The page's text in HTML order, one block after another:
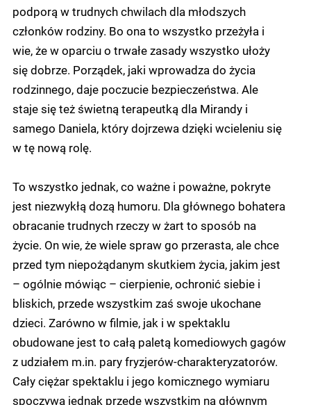
podporą w trudnych chwilach dla młodszych
członków rodziny. Bo ona to wszystko przeżyła i
wie, że w oparciu o trwałe zasady wszystko ułoży
się dobrze. Porządek, jaki wprowadza do życia
rodzinnego, daje poczucie bezpieczeństwa. Ale
staje się też świetną terapeutką dla Mirandy i
samego Daniela, który dojrzewa dzięki wcieleniu się
w tę nową rolę.
To wszystko jednak, co ważne i poważne, pokryte
jest niezwykłą dozą humoru. Dla głównego bohatera
obracanie trudnych rzeczy w żart to sposób na
życie. On wie, że wiele spraw go przerasta, ale chce
przed tym niepożądanym skutkiem życia, jakim jest
– ogólnie mówiąc – cierpienie, ochronić siebie i
bliskich, przede wszystkim zaś swoje ukochane
dzieci. Zarówno w filmie, jak i w spektaklu
obudowane jest to całą paletą komediowych gagów
z udziałem m.in. pary fryzjerów-charakteryzatorów.
Cały ciężar spektaklu i jego komicznego wymiaru
spoczywa jednak przede wszystkim na głównym